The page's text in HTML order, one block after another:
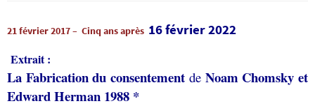
21 février 2017 – Cinq ans après 16 février 2022
Extrait :
La Fabrication du consentementde Noam Chomsky et
Edward Herman 1988 *